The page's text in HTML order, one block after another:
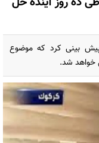
پیش بینی کرد که موضوع
خواهد شد.